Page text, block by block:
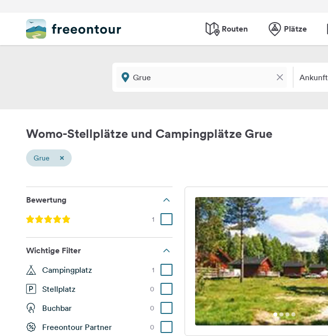
Routen Plätze
Ankunft
Womo-Stellplätze und Campingplätze Grue
Grue ×
Bewertung
1
Wichtige Filter
Campingplatz 1
Stellplatz 0
Buchbar 0
Freeontour Partner 0